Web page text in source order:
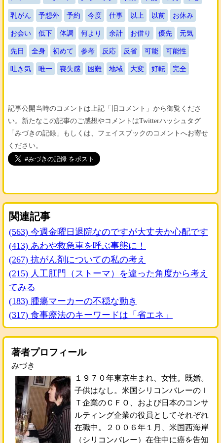
乳がん 予想外 予約 今度 仕事 以上 以前 お休み
お会い 低下 体調 何より 余計 お借り 優先 元気
先日 全身 初めて 参考 反応 反省 可能 可能性
吐き気 唯一 喪失感 困難 地域 大変 好転 完全
記事公開当時のコメントは上記「旧コメント」から御覧くださ
い。新たなこの記事のご感想やコメントはTwitterハッシュタグ
「みづきの記録」もしくは、フェイスブックのコメントへお寄せ
ください。
関連記事
(563) 今週金曜日退院なのですが大丈夫か心配です
(413) あわや救急車を呼ぶ事態に！
(267) 抗がん剤についての私の考え
(215) 人工肛門（ストーマ）を違った角度から考え
てみる
(183) 腫瘍マーカーの不穏な動き
(317) 食事療法のキーワードは「省エネ」
著者プロフィール
みづき
１９７０年東京生まれ、女性。既婚。
子供はなし。米国シリコンバレーのＩ
Ｔ企業のＣＦＯ、および日本のコンサ
ルティング企業の役員としてそれぞれ
在職中。２００６年１月、米国西海岸
（シリコンバレー）在住中に癌を告知